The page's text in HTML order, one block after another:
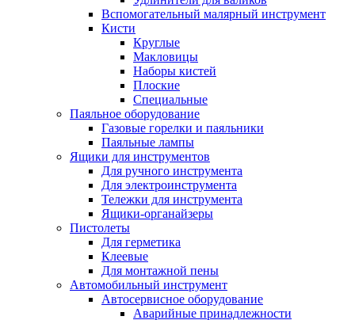
Вспомогательный малярный инструмент
Кисти
Круглые
Макловицы
Наборы кистей
Плоские
Специальные
Паяльное оборудование
Газовые горелки и паяльники
Паяльные лампы
Ящики для инструментов
Для ручного инструмента
Для электроинструмента
Тележки для инструмента
Ящики-органайзеры
Пистолеты
Для герметика
Клеевые
Для монтажной пены
Автомобильный инструмент
Автосервисное оборудование
Аварийные принадлежности